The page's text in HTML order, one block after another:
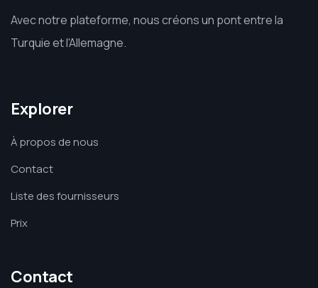
Avec notre plateforme, nous créons un pont entre la
Turquie et l'Allemagne.
Explorer
À propos de nous
Contact
Liste des fournisseurs
Prix
Contact